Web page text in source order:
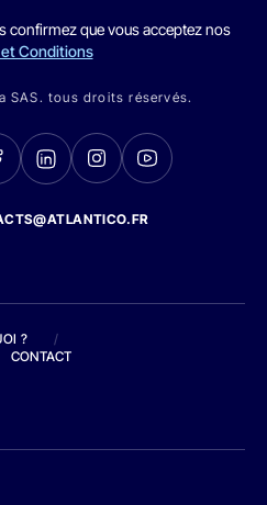
confirmez que vous acceptez nos
Conditions
SAS. tous droits réservés.
?
/
CONTACT